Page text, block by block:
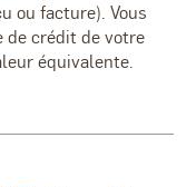
ou facture). Vous
de crédit de votre
équivalente.